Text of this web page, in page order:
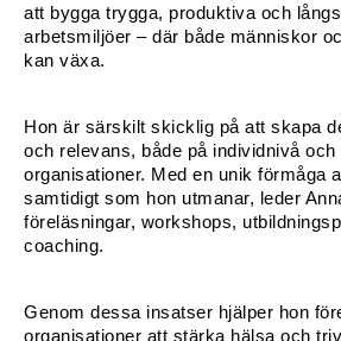
Underhållning och event
Humoristiska föredrag
Ljus och belysning
Komiker
att bygga trygga, produktiva och
arbetsmiljöer – där både människor
kan växa.
Hon är särskilt skicklig på att skapa
och relevans, både på individnivå och
organisationer. Med en unik förmåga
samtidigt som hon utmanar, leder
föreläsningar, workshops,
coaching.
Genom dessa insatser hjälper hon
organisationer att stärka hälsa och